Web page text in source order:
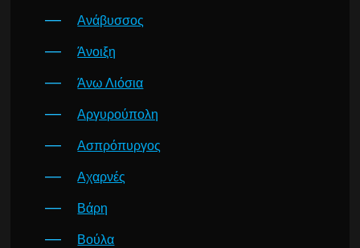
Ανάβυσσος
Άνοιξη
Άνω Λιόσια
Αργυρούπολη
Ασπρόπυργος
Αχαρνές
Βάρη
Βούλα